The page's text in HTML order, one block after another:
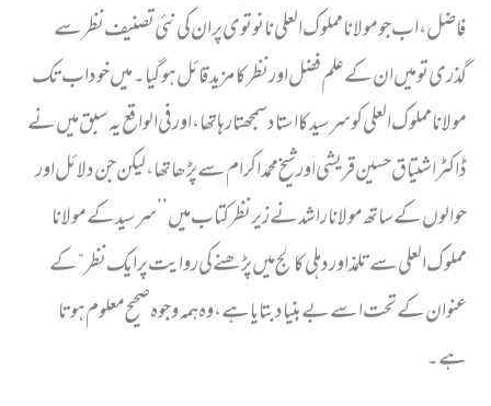
فاضل ، اب جومولا نامملوک العلی نانوتوی پر ان کی نئی تصنیف نظر سے
گذری تو میں ان کے علم فضل اورنظر کا مزید قائل ہو گیا۔ میں خود اب تک
مولا نا مملوک العلی کو سرسید کا استاد سمجھتارہا تھا،اور فی الواقع یہ سبق میں نے
ڈاکٹر اشتیاق حسین قریشی اور شیخ محمد اکرام سے پڑھا تھا، لیکن جن دلائل اور
حوالوں کے ساتھ مولانا راشد نے زیر نظر کتاب میں’’ سرسید کے مولا نا
مملوک العلی سے تلمذ اور دہلی کالج میں پڑھنے کی روایت پر ایک نظر“ کے
عنوان کے تحت اسے بے بنیاد بتایا ہے، وہ ہمہ وجوہ صحیح معلوم ہوتا
ہے۔